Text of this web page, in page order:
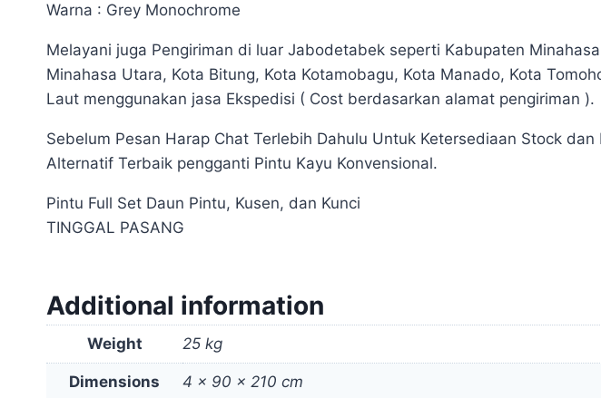
Warna : Grey Monochrome
Melayani juga Pengiriman di luar Jabodetabek seperti Kabupaten
Minahasa Utara, Kota Bitung, Kota Kotamobagu, Kota Manado, Kota
Laut menggunakan jasa Ekspedisi ( Cost berdasarkan alamat pengiriman ).
Sebelum Pesan Harap Chat Terlebih Dahulu Untuk Ketersediaan Stock
Alternatif Terbaik pengganti Pintu Kayu Konvensional.
Pintu Full Set Daun Pintu, Kusen, dan Kunci
TINGGAL PASANG
Additional information
Weight 25 kg
Dimensions 4 × 90 × 210 cm